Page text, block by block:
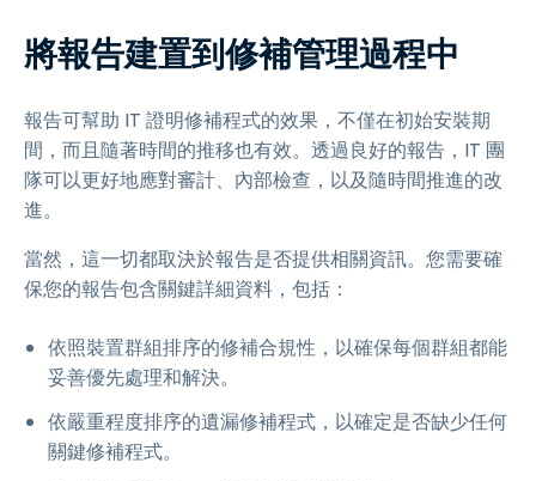
將報告建置到修補管理過程中
報告可幫助 IT 證明修補程式的效果，不僅在初始安裝期
間，而且隨著時間的推移也有效。透過良好的報告，IT 團
隊可以更好地應對審計、內部檢查，以及隨時間推進的改
進。
當然，這一切都取決於報告是否提供相關資訊。您需要確
保您的報告包含關鍵詳細資料，包括：
依照裝置群組排序的修補合規性，以確保每個群組都能
妥善優先處理和解決。
依嚴重程度排序的遺漏修補程式，以確定是否缺少任何
關鍵修補程式。